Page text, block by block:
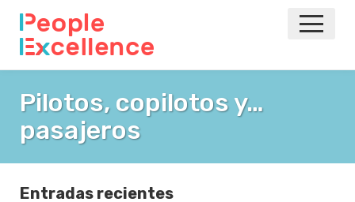
NOTICIAS
Pilotos, copilotos y…
pasajeros
Entradas recientes